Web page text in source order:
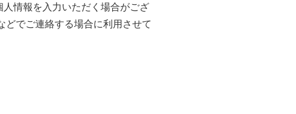
情報を入力いただく場合がござ
どでご連絡する場合に利用させて